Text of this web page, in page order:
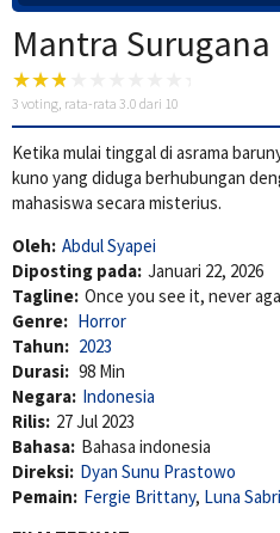
Mantra Surugana
3 voting, rata-rata 3.0 dari 10
Ketika mulai tinggal di asrama
kuno yang diduga berhubungan
mahasiswa secara misterius.
Oleh: Abdul Syapei
Diposting pada: Januari 22, 2026
Tagline: Once you see it, never
Genre: Horror
Tahun: 2023
Durasi: 98 Min
Negara: Indonesia
Rilis: 27 Jul 2023
Bahasa: Bahasa indonesia
Direksi: Dyan Sunu Prastowo
Pemain: Fergie Brittany, Luna